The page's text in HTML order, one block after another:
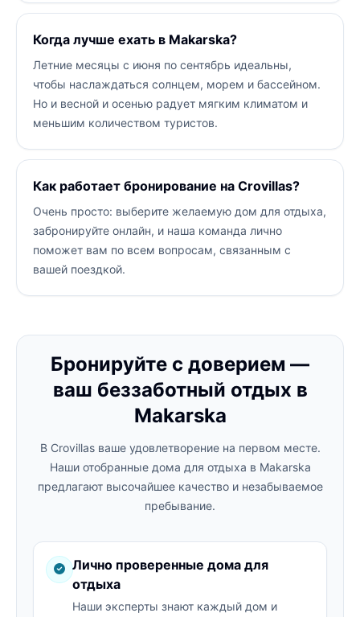
Когда лучше ехать в Makarska?
Летние месяцы с июня по сентябрь идеальны,
чтобы наслаждаться солнцем, морем и бассейном.
Но и весной и осенью радует мягким климатом и
меньшим количеством туристов.
Как работает бронирование на Crovillas?
Очень просто: выберите желаемую дом для отдыха,
забронируйте онлайн, и наша команда лично
поможет вам по всем вопросам, связанным с
вашей поездкой.
Бронируйте с доверием —
ваш беззаботный отдых в
Makarska
В Crovillas ваше удовлетворение на первом месте.
Наши отобранные дома для отдыха в Makarska
предлагают высочайшее качество и незабываемое
пребывание.
Лично проверенные дома для
отдыха
Наши эксперты знают каждый дом и